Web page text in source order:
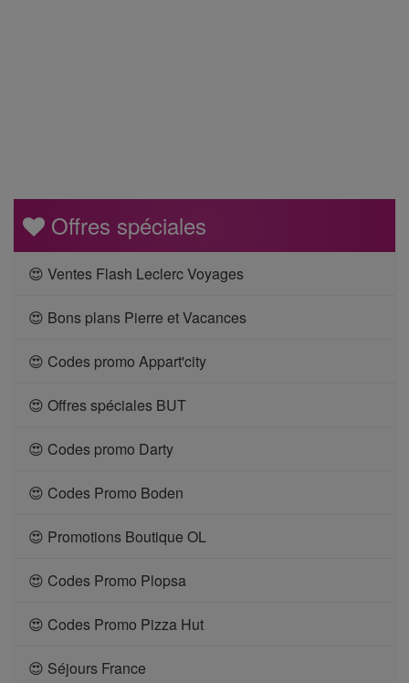
Offres spéciales
😍 Ventes Flash Leclerc Voyages
😍 Bons plans Pierre et Vacances
😍 Codes promo Appart'city
😍 Offres spéciales BUT
😍 Codes promo Darty
😍 Codes Promo Boden
😍 Promotions Boutique OL
😍 Codes Promo Plopsa
😍 Codes Promo Pizza Hut
😍 Séjours France